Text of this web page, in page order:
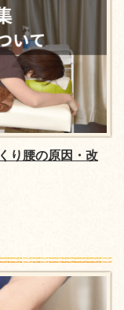
り腰の原因・改